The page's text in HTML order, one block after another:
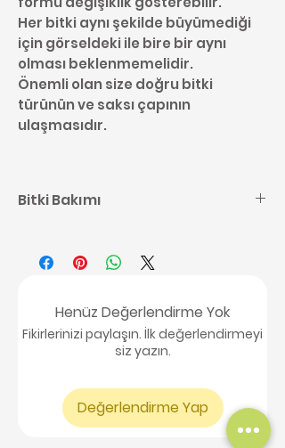
Her bitki aynı şekilde büyümediği
için görseldeki ile bire bir aynı
olması beklenmemelidir.
Önemli olan size doğru bitki
türünün ve saksı çapının
ulaşmasıdır.
Bitki Bakımı
bilgilere buradan
ulaşabilirsiniz,
tıklayınız.
Henüz Değerlendirme Yok
Fikirlerinizi paylaşın. İlk değerlendirmeyi
siz yazın.
Değerlendirme Yap